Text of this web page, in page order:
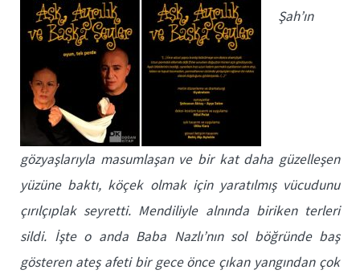
Şah’ın
gözyaşlarıyla masumlaşan ve bir kat daha güzelleşen
yüzüne baktı, köçek olmak için yaratılmış vücudunu
çırılçıplak seyretti. Mendiliyle alnında biriken terleri
sildi. İşte o anda Baba Nazlı’nın sol böğründe baş
gösteren ateş afeti bir gece önce çıkan yangından çok